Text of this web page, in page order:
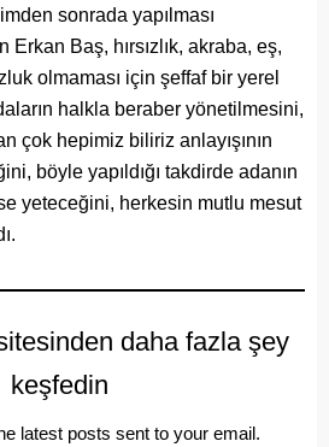
sonrada yapılması
Erkan Baş, hırsızlık, akraba, eş,
olmaması için şeffaf bir yerel
halkla beraber yönetilmesini,
çok hepimiz biliriz anlayışının
böyle yapıldığı takdirde adanın
yeteceğini, herkesin mutlu mesut
daha fazla şey
keşfedin
latest posts sent to your email.